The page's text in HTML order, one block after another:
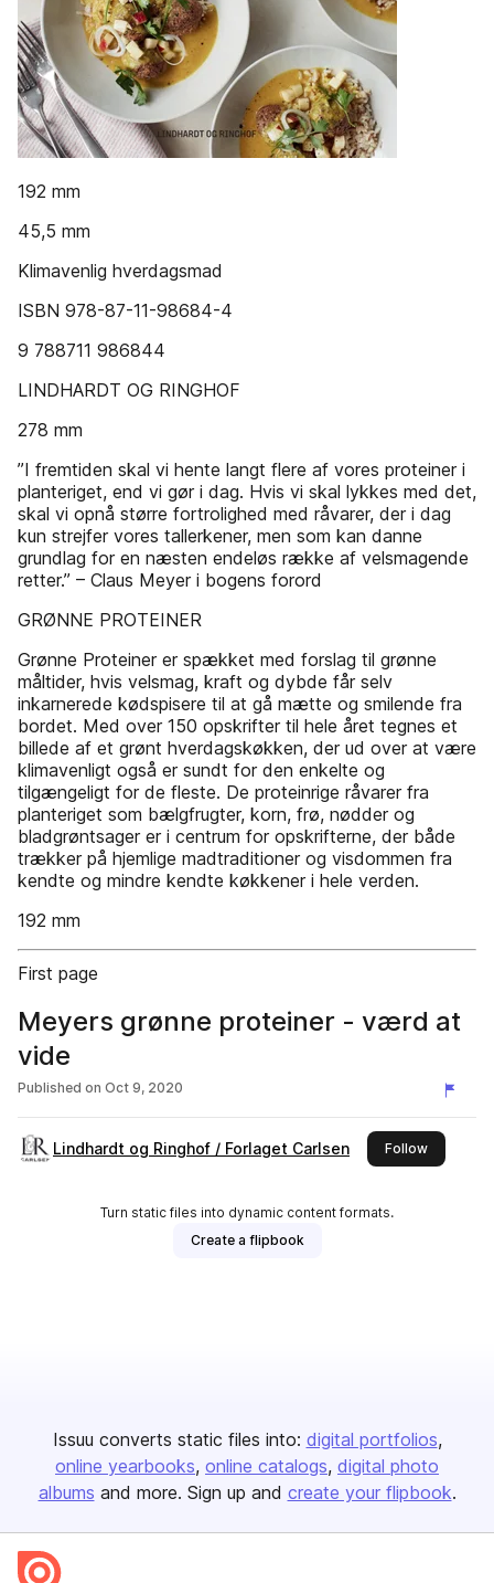
192 mm
45,5 mm
Klimavenlig hverdagsmad
ISBN 978-87-11-98684-4
9 788711 986844
LINDHARDT OG RINGHOF
278 mm
”I fremtiden skal vi hente langt flere af vores proteiner i
planteriget, end vi gør i dag. Hvis vi skal lykkes med det,
skal vi opnå større fortrolighed med råvarer, der i dag
kun strejfer vores tallerkener, men som kan danne
grundlag for en næsten endeløs række af velsmagende
retter.” – Claus Meyer i bogens forord
GRØNNE PROTEINER
Grønne Proteiner er spækket med forslag til grønne
måltider, hvis velsmag, kraft og dybde får selv
inkarnerede kødspisere til at gå mætte og smilende fra
bordet. Med over 150 opskrifter til hele året tegnes et
billede af et grønt hverdagskøkken, der ud over at være
klimavenligt også er sundt for den enkelte og
tilgængeligt for de fleste. De proteinrige råvarer fra
planteriget som bælgfrugter, korn, frø, nødder og
bladgrøntsager er i centrum for opskrifterne, der både
trækker på hjemlige madtraditioner og visdommen fra
kendte og mindre kendte køkkener i hele verden.
192 mm
First page
Meyers grønne proteiner - værd at
vide
Published on Oct 9, 2020
Lindhardt og Ringhof / Forlaget Carlsen Followthis
Turn static files into dynamic content formats.
Create a flipbook
Issuu converts static files into: digital portfolios
online yearbooks online catalogs digital photo
albums and more. Sign up and create your flipbook.